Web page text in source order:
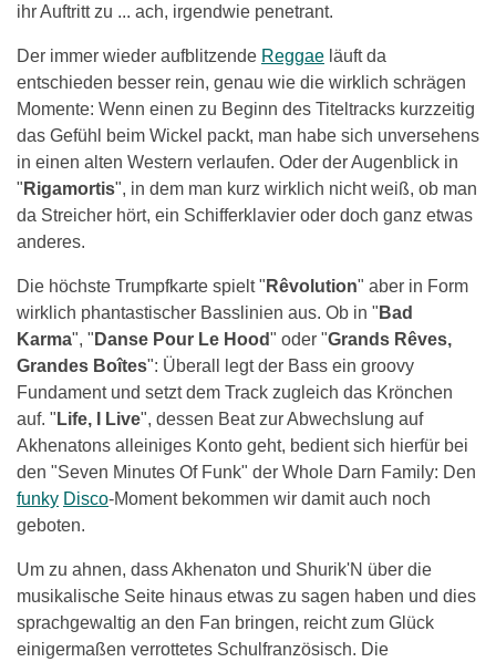
ihr Auftritt zu ... ach, irgendwie penetrant.
Der immer wieder aufblitzende Reggae läuft da
entschieden besser rein, genau wie die wirklich schrägen
Momente: Wenn einen zu Beginn des Titeltracks kurzzeitig
das Gefühl beim Wickel packt, man habe sich unversehens
in einen alten Western verlaufen. Oder der Augenblick in
" Rigamortis", in dem man kurz wirklich nicht weiß, ob man
da Streicher hört, ein Schifferklavier oder doch ganz etwas
anderes.
Die höchste Trumpfkarte spielt " Rêvolution" aber in Form
wirklich phantastischer Basslinien aus. Ob in " Bad
Karma", " Danse Pour Le Hood" oder "Grands Rêves,
Grandes Boîtes": Überall legt der Bass ein groovy
Fundament und setzt dem Track zugleich das Krönchen
auf. " Life, I Live", dessen Beat zur Abwechslung auf
Akhenatons alleiniges Konto geht, bedient sich hierfür bei
den "Seven Minutes Of Funk" der Whole Darn Family: Den
funky Disco-Moment bekommen wir damit auch noch
geboten.
Um zu ahnen, dass Akhenaton und Shurik'N über die
musikalische Seite hinaus etwas zu sagen haben und dies
sprachgewaltig an den Fan bringen, reicht zum Glück
einigermaßen verrottetes Schulfranzösisch. Die